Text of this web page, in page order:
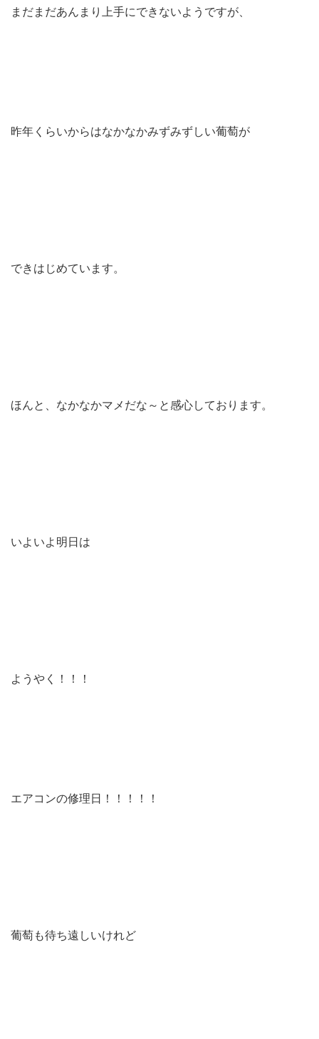
まだまだあんまり上手にできないようですが、
昨年くらいからはなかなかみずみずしい葡萄が
できはじめています。
ほんと、なかなかマメだな～と感心しております。
いよいよ明日は
ようやく！！！
エアコンの修理日！！！！！
葡萄も待ち遠しいけれど